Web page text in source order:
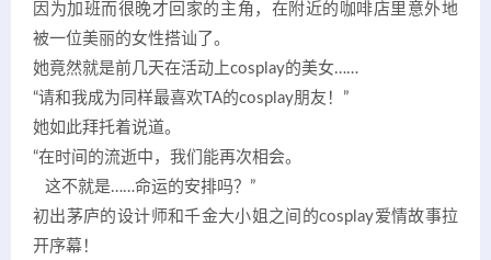
因为加班而很晚才回家的主角，在附近的咖啡店里意外地
被一位美丽的女性搭讪了。
她竟然就是前几天在活动上cosplay的美女……
“请和我成为同样最喜欢TA的cosplay朋友！”
她如此拜托着说道。
“在时间的流逝中，我们能再次相会。
这不就是……命运的安排吗？”
初出茅庐的设计师和千金大小姐之间的cosplay爱情故事拉
开序幕！